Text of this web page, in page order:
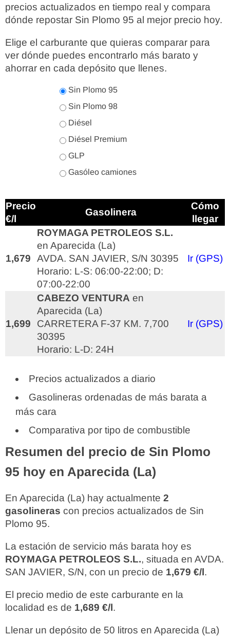
precios actualizados en tiempo real y compara
dónde repostar Sin Plomo 95 al mejor precio hoy.
Elige el carburante que quieras comparar para
ver dónde puedes encontrarlo más barato y
ahorrar en cada depósito que llenes.
Sin Plomo 95
Sin Plomo 98
Diésel
Diésel Premium
GLP
Gasóleo camiones
Precio
€/l
Gasolinera
Cómo
llegar
1,679
ROYMAGA PETROLEOS S.L.
en Aparecida (La)
AVDA. SAN JAVIER, S/N 30395
Horario: L-S: 06:00-22:00; D:
07:00-22:00
Ir (GPS)
1,699
CABEZO VENTURA en
Aparecida (La)
CARRETERA F-37 KM. 7,700
30395
Horario: L-D: 24H
Ir (GPS)
Precios actualizados a diario
Gasolineras ordenadas de más barata a
más cara
Comparativa por tipo de combustible
Resumen del precio de Sin Plomo
95 hoy en Aparecida (La)
En Aparecida (La) hay actualmente 2
gasolineras con precios actualizados de Sin
Plomo 95.
La estación de servicio más barata hoy es
ROYMAGA PETROLEOS S.L., situada en AVDA.
SAN JAVIER, S/N, con un precio de 1,679 €/l.
El precio medio de este carburante en la
localidad es de 1,689 €/l.
Llenar un depósito de 50 litros en Aparecida (La)